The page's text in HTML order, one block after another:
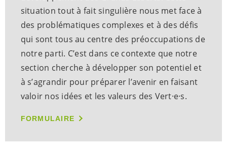
situation tout à fait singulière nous met face à
des problématiques complexes et à des défis
qui sont tous au centre des préoccupations de
notre parti. C’est dans ce contexte que notre
section cherche à développer son potentiel et
à s’agrandir pour préparer l’avenir en faisant
valoir nos idées et les valeurs des Vert·e·s.
FORMULAIRE